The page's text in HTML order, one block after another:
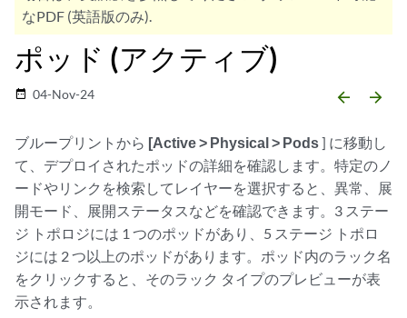
なPDF (英語版のみ).
ポッド (アクティブ)
date_range 04-Nov-24 arrow_backward arrow_forward
ブループリントから [Active > Physical > Pods] に移動し
て、デプロイされたポッドの詳細を確認します。特定のノ
ードやリンクを検索してレイヤーを選択すると、異常、展
開モード、展開ステータスなどを確認できます。3 ステー
ジ トポロジには 1 つのポッドがあり、5 ステージ トポロ
ジには 2 つ以上のポッドがあります。ポッド内のラック名
をクリックすると、そのラック タイプのプレビューが表
示されます。